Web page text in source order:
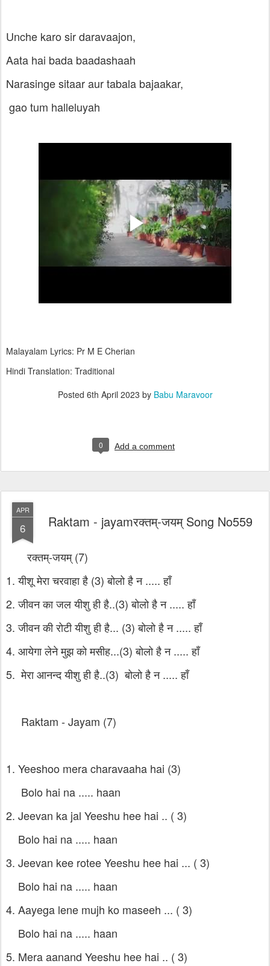
Unche karo sir daravaajon,
Aata hai bada baadashaah
Narasinge sitaar aur tabala bajaakar,
gao tum halleluyah
Malayalam Lyrics: Pr M E Cherian
Hindi Translation: Traditional
Posted 6th April 2023 by Babu Maravoor
0 Add a comment
APR
6 Raktam - jayamरक्तम्-जयम् Song No559
रक्तम्-जयम् (7)
1. यीशू मेरा चरवाहा है (3) बोलो है न ..... हाँ
2. जीवन का जल यीशु ही है..(3) बोलो है न ..... हाँ
3. जीवन की रोटी यीशु ही है... (3) बोलो है न ..... हाँ
4. आयेगा लेने मुझ को मसीह...(3) बोलो है न ..... हाँ
5. मेरा आनन्द यीशु ही है..(3) बोलो है न ..... हाँ
Raktam - Jayam (7)
1. Yeeshoo mera charavaaha hai (3)
Bolo hai na ..... haan
2. Jeevan ka jal Yeeshu hee hai .. ( 3)
Bolo hai na ..... haan
3. Jeevan kee rotee Yeeshu hee hai ... ( 3)
Bolo hai na ..... haan
4. Aayega lene mujh ko maseeh ... ( 3)
Bolo hai na ..... haan
5. Mera aanand Yeeshu hee hai .. ( 3)